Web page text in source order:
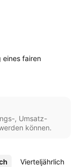
eines fairen
, Umsatz-
können.
Vierteljährlich